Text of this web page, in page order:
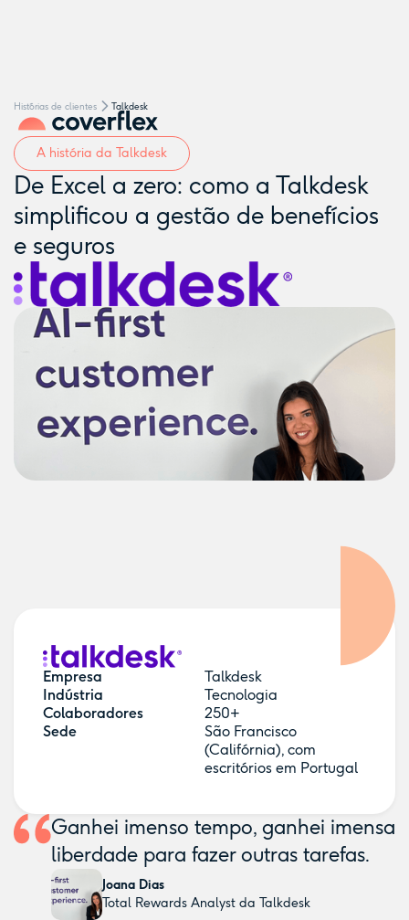
Hist´órias de clientes Talkdesk
A história da Talkdesk
De Excel a zero: como a Talkdesk
simplificou a gestão de benefícios
e seguros
Ganhei imenso tempo, ganhei imensa
liberdade para fazer outras tarefas.
Joana Dias
Total Rewards Analyst da Talkdesk
Empresa
Talkdesk
Indústria
Tecnologia
Colaboradores
250+
Sede
São Francisco
(Califórnia), com
escritórios em Portugal